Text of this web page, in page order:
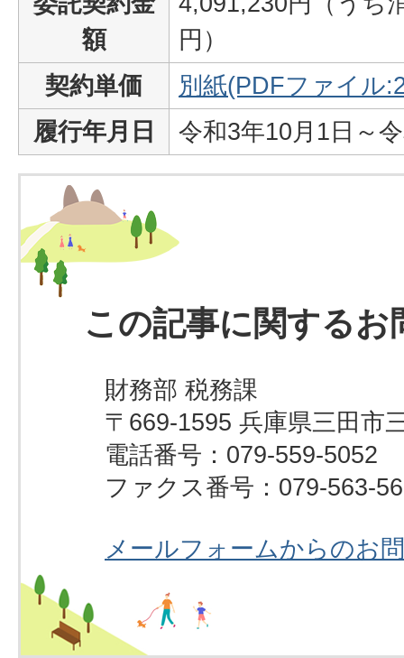
額
円）
契約単価
別紙(PDFファイル
履行年月日
令和3年10月1日～
この記事に関するお
財務部 税務課
〒669-1595 兵庫県三田市
電話番号：079-559-5052
ファクス番号：079-563-
メールフォームからのお